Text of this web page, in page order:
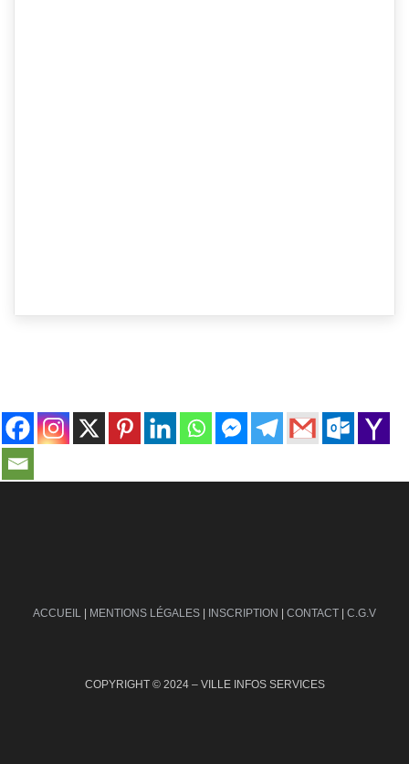
ACCUEIL | MENTIONS LÉGALES | INSCRIPTION | CONTACT | C.G.V
COPYRIGHT © 2024 – VILLE INFOS SERVICES